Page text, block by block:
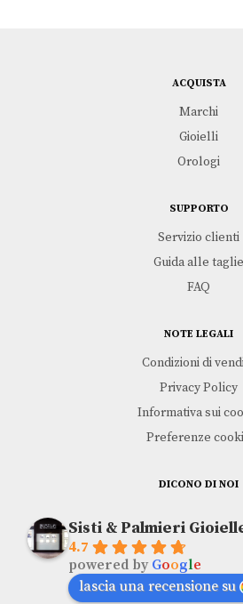
ACQUISTA
Marchi
Gioielli
Orologi
SUPPORTO
Servizio clienti
Guida alle taglie
FAQ
NOTE LEGALI
Condizioni di
Privacy Policy
Informativa sui
Preferenze
DICONO DI NOI
Sisti & Palmieri
4.7
powered by Google
lascia una recensione su